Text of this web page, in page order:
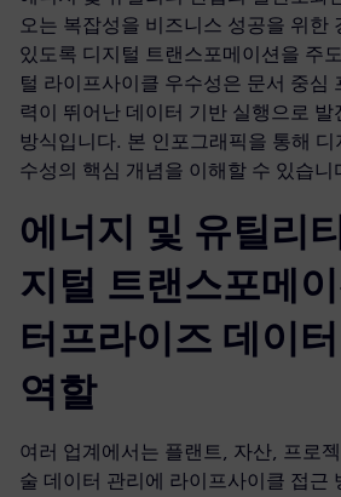
오는 복잡성을 비즈니스 성공을 위한
있도록 디지털 트랜스포메이션을 주
털 라이프사이클 우수성은 문서 중심
력이 뛰어난 데이터 기반 실행으로
방식입니다. 본 인포그래픽을 통해
수성의 핵심 개념을 이해할 수 있습니
에너지 및 유틸리
지털 트랜스포메
터프라이즈 데이
역할
여러 업계에서는 플랜트, 자산, 프로
술 데이터 관리에 라이프사이클 접근